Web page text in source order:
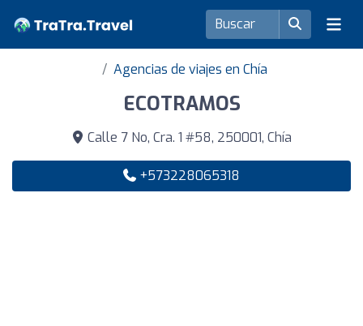
Agencias de viajes en Chía
ECOTRAMOS
Calle 7 No, Cra. 1 #58, 250001, Chía
+573228065318